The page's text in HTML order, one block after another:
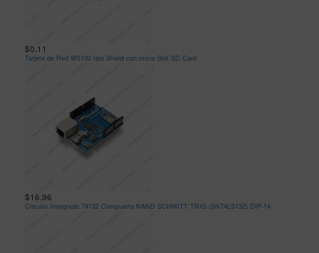
$0.11
Tarjeta de Red W5100 tipo Shield con micro Slot SD Card
$16.96
Circuito Iintegrado 74132 Compuerta NAND SCHMITT TRIG (SN74LS132) DIP-14